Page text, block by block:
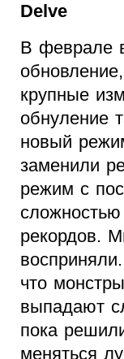
Delve
В феврале
крупные
обнуление
новый
заменили
режим с
рекордов.
что
выпадают
пока
меняться